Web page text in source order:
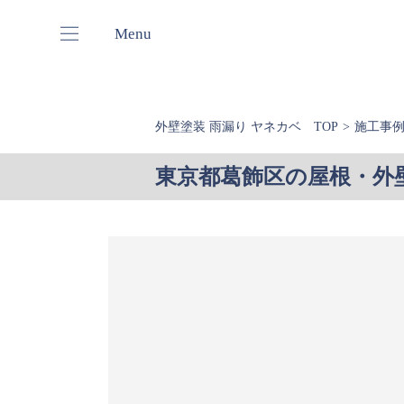
Menu
外壁塗装 雨漏り ヤネカベ TOP 施工事
東京都葛飾区の屋根・